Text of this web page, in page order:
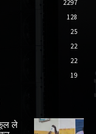
2297
128
25
22
22
19
ले